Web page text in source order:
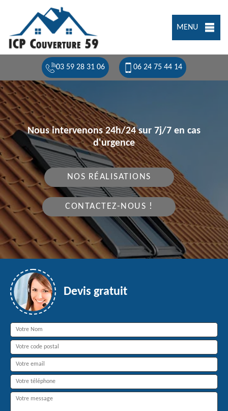
MENU
03 59 28 31 06 06 24 75 44 14
Nous intervenons 24h/24 sur 7j/7 en cas
d'urgence
NOS RÉALISATIONS
CONTACTEZ-NOUS !
Devis gratuit